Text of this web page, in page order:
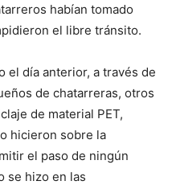
habían tomado
el libre tránsito.
el día anterior, a través de
de chatarreras, otros
de material PET,
hicieron sobre la
el paso de ningún
se hizo en las